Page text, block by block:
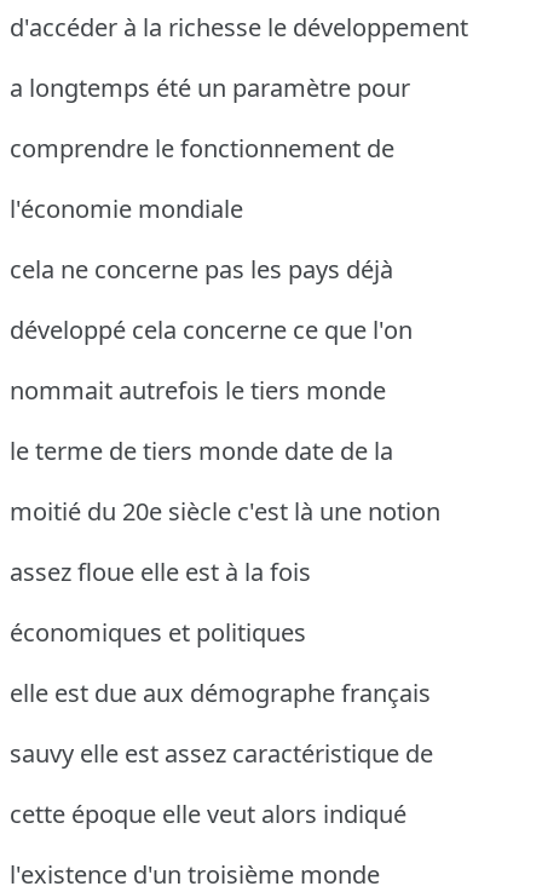
d'accéder à la richesse le développement
a longtemps été un paramètre pour
comprendre le fonctionnement de
l'économie mondiale
cela ne concerne pas les pays déjà
développé cela concerne ce que l'on
nommait autrefois le tiers monde
le terme de tiers monde date de la
moitié du 20e siècle c'est là une notion
assez floue elle est à la fois
économiques et politiques
elle est due aux démographe français
sauvy elle est assez caractéristique de
cette époque elle veut alors indiqué
l'existence d'un troisième monde